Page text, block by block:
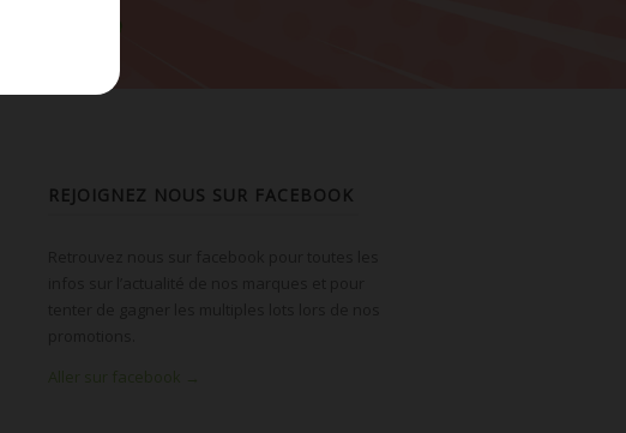
REJOIGNEZ NOUS SUR FACEBOOK
Aller sur facebook →